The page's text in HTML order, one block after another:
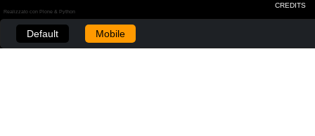
CREDITS
Realizzato con Plone & Python
Default Mobile